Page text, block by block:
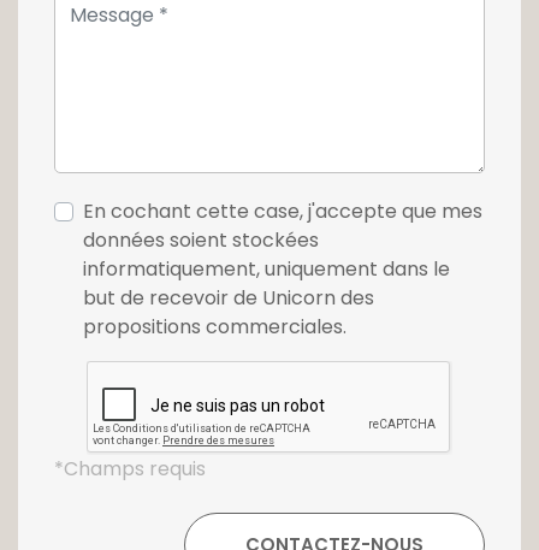
En cochant cette case, j'accepte que mes
données soient stockées
informatiquement, uniquement dans le
but de recevoir de Unicorn des
propositions commerciales.
*Champs requis